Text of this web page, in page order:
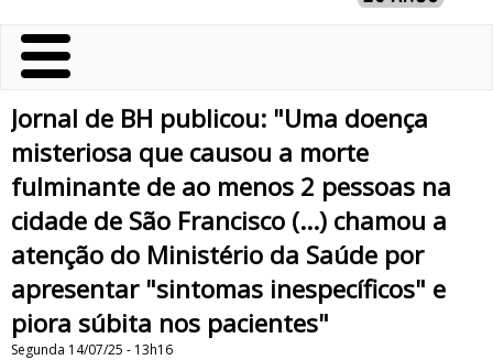
Jornal de BH publicou: "Uma doença
misteriosa que causou a morte
fulminante de ao menos 2 pessoas na
cidade de São Francisco (...) chamou a
atenção do Ministério da Saúde por
apresentar "sintomas inespecíficos" e
piora súbita nos pacientes"
Segunda 14/07/25 - 13h16